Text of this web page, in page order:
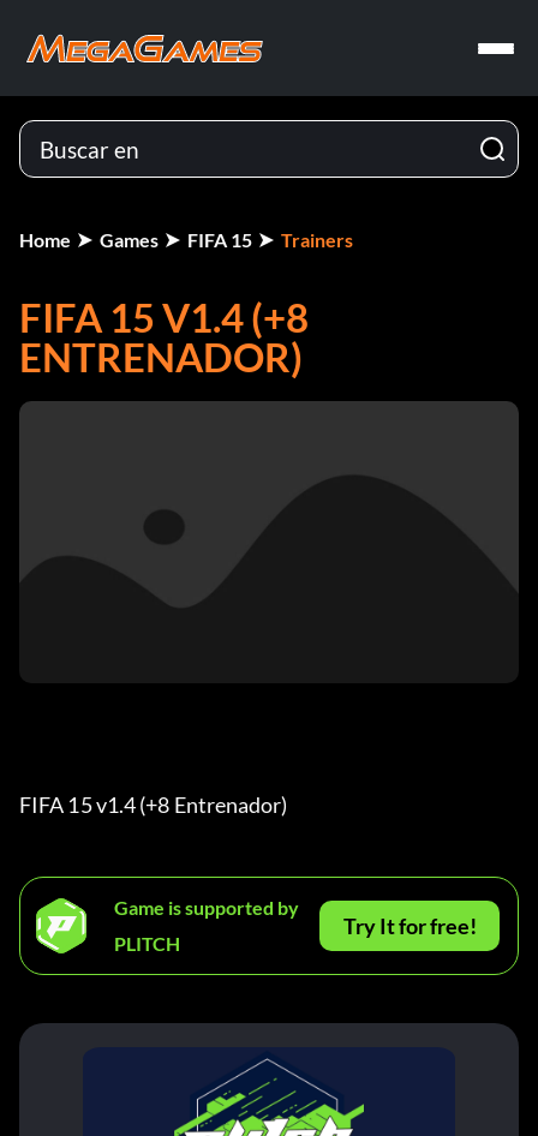
Home Games FIFA 15 Trainers
FIFA 15 V1.4 (+8
ENTRENADOR)
FIFA 15 v1.4 (+8 Entrenador)
Game is supported by
PLITCH
Try It for free!